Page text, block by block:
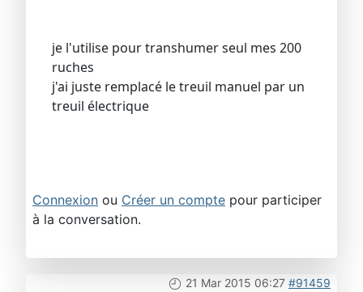
je l'utilise pour transhumer seul mes 200
ruches
j'ai juste remplacé le treuil manuel par un
treuil électrique
Connexion ou Créer un compte pour participer
à la conversation.
21 Mar 2015 06:27 #91459